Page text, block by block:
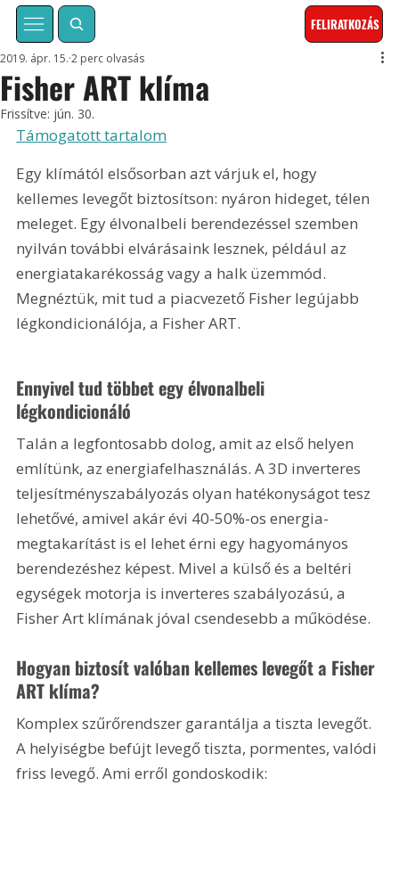
FELIRATKOZÁS
Fisher ART klíma
2019. ápr. 15. 2 perc olvasás
Frissítve: jún. 30.
Támogatott tartalom
Egy klímától elsősorban azt várjuk el, hogy
kellemes levegőt biztosítson: nyáron hideget, télen
meleget. Egy élvonalbeli berendezéssel szemben
nyilván további elvárásaink lesznek, például az
energiatakarékosság vagy a halk üzemmód.
Megnéztük, mit tud a piacvezető Fisher legújabb
légkondicionálója, a Fisher ART.
Ennyivel tud többet egy élvonalbeli
légkondicionáló
Talán a legfontosabb dolog, amit az első helyen
említünk, az energiafelhasználás. A 3D inverteres
teljesítményszabályozás olyan hatékonyságot tesz
lehetővé, amivel akár évi 40-50%-os energia-
megtakarítást is el lehet érni egy hagyományos
berendezéshez képest. Mivel a külső és a beltéri
egységek motorja is inverteres szabályozású, a
Fisher Art klímának jóval csendesebb a működése.
Hogyan biztosít valóban kellemes levegőt a Fisher
ART klíma?
Komplex szűrőrendszer garantálja a tiszta levegőt.
A helyiségbe befújt levegő tiszta, pormentes, valódi
friss levegő. Ami erről gondoskodik: